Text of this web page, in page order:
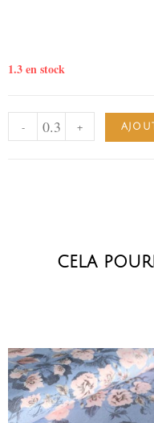
1.3 en stock
- +
cela